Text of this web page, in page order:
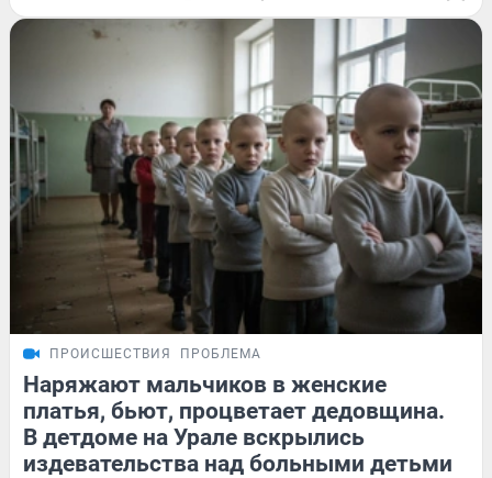
ПРОИСШЕСТВИЯ ПРОБЛЕМА
Наряжают мальчиков в женские
платья, бьют, процветает дедовщина.
В детдоме на Урале вскрылись
издевательства над больными детьми